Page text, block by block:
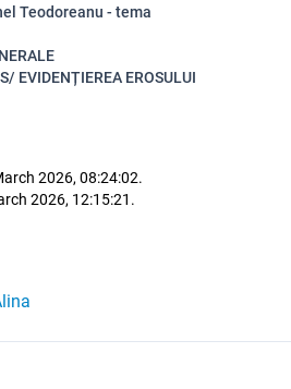
Teodoreanu - tema
EVIDENȚIEREA EROSULUI
2026, 08:24:02.
2026, 12:15:21.